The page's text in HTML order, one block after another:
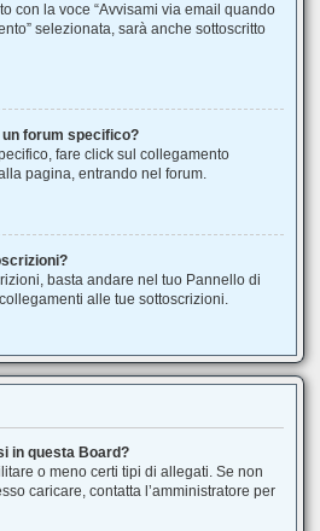
con la voce “Avvisami via email quando
selezionata, sarà anche sottoscritto
forum specifico?
fare click sul collegamento
pagina, entrando nel forum.
basta andare nel tuo Pannello di
alle tue sottoscrizioni.
in questa Board?
o meno certi tipi di allegati. Se non
caricare, contatta l’amministratore per